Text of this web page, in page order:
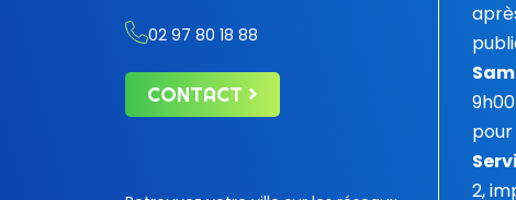
02 97 80 18 88
CONTACT
pour
2,